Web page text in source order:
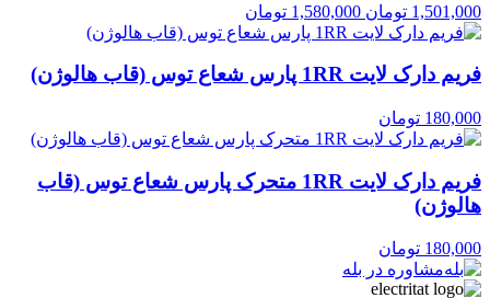
1,501,000 تومان 1,580,000 تومان
فریم دارک لایت 1RR پارس شعاع توس (قاب هالوژن)
180,000 تومان
فریم دارک لایت 1RR متحرک پارس شعاع توس (قاب
هالوژن)
180,000 تومان
مشاوره در بله